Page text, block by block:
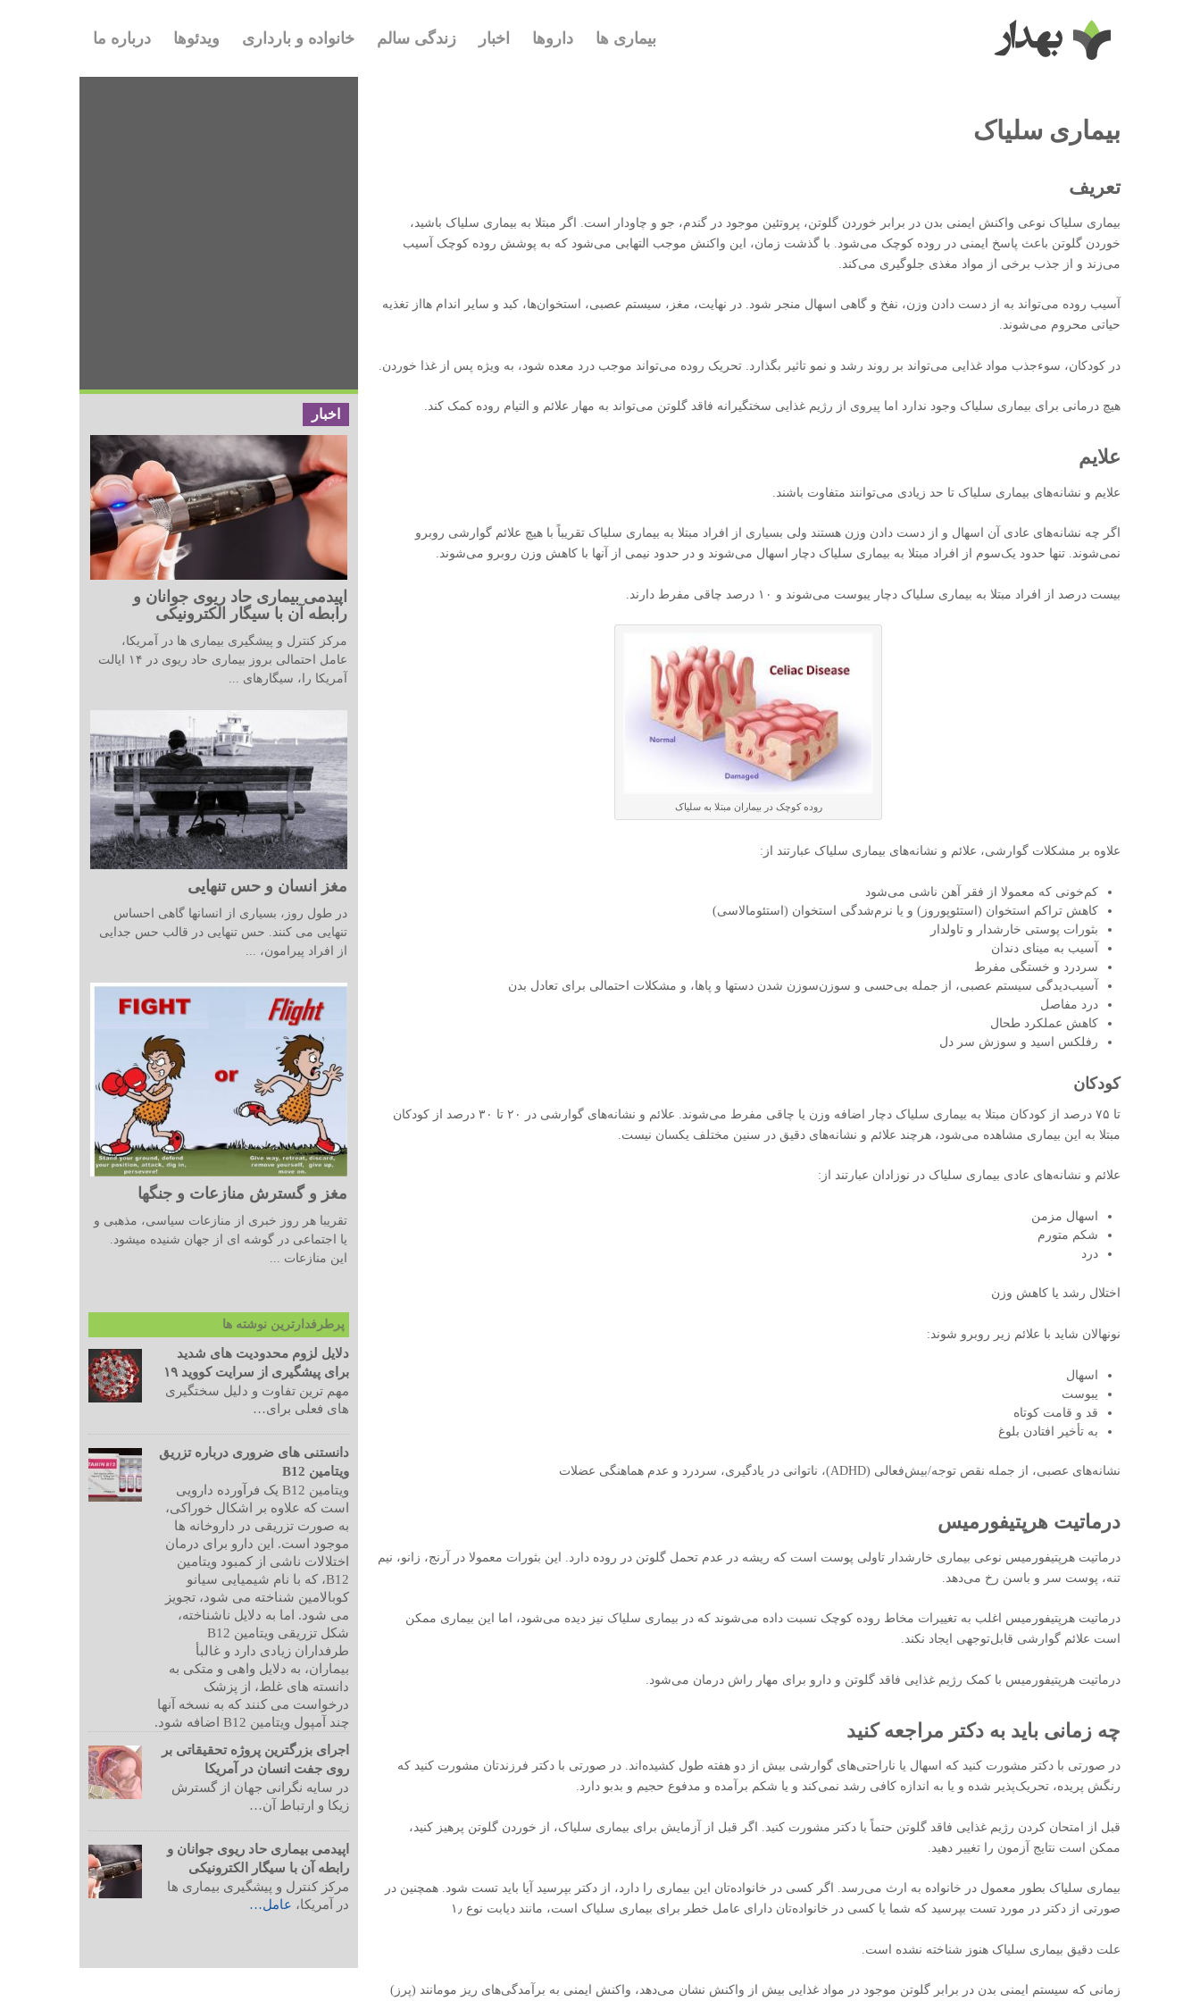
بیماری ها داروها اخبار زندگی سالم خانواده و بارداری ویدئوها درباره ما
بیماری سلیاک
تعریف
بیماری سلیاک نوعی واکنش ایمنی بدن در برابر خوردن گلوتن، پروتئین موجود در گندم، جو و چاودار است. اگر مبتلا به بیماری سلیاک باشید،
خوردن گلوتن باعث پاسخ ایمنی در روده کوچک می‌شود. با گذشت زمان، این واکنش موجب التهابی می‌شود که به پوشش روده کوچک آسیب
می‌زند و از جذب برخی از مواد مغذی جلوگیری می‌کند.
آسیب روده می‌تواند به از دست دادن وزن، نفخ و گاهی اسهال منجر شود. در نهایت، مغز، سیستم عصبی، استخوان‌‌‌ها، کبد و سایر اندام هااز تغذیه
حیاتی محروم می‌شوند.
در کودکان، سوء‌جذب مواد غذایی می‌تواند بر روند رشد و نمو تاثیر بگذارد. تحریک روده می‌تواند موجب درد معده شود، به ویژه پس از غذا خوردن.
هیچ درمانی برای بیماری سلیاک وجود ندارد اما پیروی از رژیم غذایی سختگیرانه فاقد گلوتن می‌تواند به مهار علائم و التیام روده کمک کند.
علایم
علایم و نشانه‌های بیماری سلیاک تا حد زیادی می‌توانند متفاوت باشند.
اگر چه نشانه‌های عادی آن اسهال و از دست دادن وزن هستند ولی بسیاری از افراد مبتلا به بیماری سلیاک تقریباً با هیچ علائم گوارشی روبرو
نمی‌شوند. تنها حدود یک‌سوم از افراد مبتلا به بیماری سلیاک دچار اسهال می‌شوند و در حدود نیمی از آنها با کاهش وزن روبرو می‌شوند.
بیست درصد از افراد مبتلا به بیماری سلیاک دچار یبوست می‌شوند و ۱۰ درصد چاقی مفرط دارند.
روده کوچک در بیماران مبتلا به سلیاک
علاوه بر مشکلات گوارشی، علائم و نشانه‌های بیماری سلیاک عبارتند از:
کم‌خونی که معمولا از فقر آهن ناشی می‌شود
کاهش تراکم استخوان (استئوپوروز) و یا نرم‌شدگی استخوان (استئومالاسی)
بثورات پوستی خارشدار و تاولدار
آسیب به مینای دندان
سردرد و خستگی مفرط
آسیب‌دیدگی سیستم عصبی، از جمله بی‌حسی و سوزن‌سوزن شدن دستها و پا‌‌ها، و مشکلات احتمالی برای تعادل بدن
درد مفاصل
کاهش عملکرد طحال
رفلکس اسید و سوزش سر دل
کودکان
تا ۷۵ درصد از کودکان مبتلا به بیماری سلیاک دچار اضافه وزن یا چاقی مفرط می‌شوند. علائم و نشانه‌های گوارشی در ۲۰ تا ۳۰ درصد از کودکان
مبتلا به این بیماری مشاهده می‌شود، هرچند علائم و نشانه‌های دقیق در سنین مختلف یکسان نیست.
علائم و نشانه‌های عادی بیماری سلیاک در نوزادان عبارتند از:
اسهال مزمن
شکم متورم
درد
اختلال رشد یا کاهش وزن
نونهالان شاید با علائم زیر روبرو شوند:
اسهال
یبوست
قد و قامت کوتاه
به تأخیر افتادن بلوغ
نشانه‌های عصبی، از جمله نقص توجه/بیش‌فعالی (ADHD)، ناتوانی در یادگیری، سردرد و عدم هماهنگی عضلات
درماتیت هرپتیفورمیس
درماتیت هرپتیفورمیس نوعی بیماری خارشدار تاولی پوست است که ریشه در عدم تحمل گلوتن در روده دارد. این بثورات معمولا در آرنج، زانو، نیم
تنه، پوست سر و باسن رخ می‌دهد.
درماتیت هرپتیفورمیس اغلب به تغییرات مخاط روده کوچک نسبت داده می‌شوند که در بیماری سلیاک نیز دیده می‌شود، اما این بیماری ممکن
است علائم گوارشی قابل‌توجهی ایجاد نکند.
درماتیت هرپتیفورمیس با کمک رژیم غذایی فاقد گلوتن و دارو برای مهار راش درمان می‌شود.
چه زمانی باید به دکتر مراجعه کنید
در صورتی با دکتر مشورت کنید که اسهال یا ناراحتی‌های گوارشی بیش از دو هفته طول کشیده‌اند. در صورتی با دکتر فرزندتان مشورت کنید که
رنگش پریده، تحریک‌پذیر شده و یا به اندازه کافی رشد نمی‌کند و یا شکم برآمده و مدفوع حجیم و بدبو دارد.
قبل از امتحان کردن رژیم غذایی فاقد گلوتن حتماً با دکتر مشورت کنید. اگر قبل از آزمایش برای بیماری سلیاک، از خوردن گلوتن پرهیز کنید،
ممکن است نتایج آزمون را تغییر دهید.
بیماری سلیاک بطور معمول در خانواده به ارث می‌رسد. اگر کسی در خانواده‌تان این بیماری را دارد، از دکتر بپرسید آیا باید تست شود. همچنین در
صورتی از دکتر در مورد تست بپرسید که شما یا کسی در خانواده‌تان دارای عامل خطر برای بیماری سلیاک است، مانند دیابت نوع ۱٫
علت دقیق بیماری سلیاک هنوز شناخته نشده است.
زمانی که سیستم ایمنی بدن در برابر گلوتن موجود در مواد غذایی بیش از واکنش نشان می‌دهد، واکنش ایمنی به برآمدگی‌های ریز مومانند (پرز)
اخبار
اپیدمی بیماری حاد ریوی جوانان و
رابطه آن با سیگار الکترونیکی
مرکز کنترل و پیشگیری بیماری ها در آمریکا،
عامل احتمالی بروز بیماری حاد ریوی در ۱۴ ایالت
آمریکا را، سیگارهای ...
مغز انسان و حس تنهایی
در طول روز، بسیاری از انسانها گاهی احساس
تنهایی می کنند. حس تنهایی در قالب حس جدایی
از افراد پیرامون، ...
مغز و گسترش منازعات و جنگها
تقریبا هر روز خبری از منازعات سیاسی، مذهبی و
یا اجتماعی در گوشه ای از جهان شنیده میشود.
این منازعات ...
پرطرفدارترین نوشته ها
دلایل لزوم محدودیت های شدید
برای پیشگیری از سرایت کووید ۱۹
مهم ترین تفاوت و دلیل سختگیری
های فعلی برای…
دانستنی های ضروری درباره تزریق
ویتامین B12
ویتامین B12 یک فرآورده دارویی
است که علاوه بر اشکال خوراکی،
به صورت تزریقی در داروخانه ها
موجود است. این دارو برای درمان
اختلالات ناشی از کمبود ویتامین
B12، که با نام شیمیایی سیانو
کوبالامین شناخته می شود، تجویز
می شود. اما به دلایل ناشناخته،
شکل تزریقی ویتامین B12
طرفداران زیادی دارد و غالبأ
بیماران، به دلایل واهی و متکی به
دانسته های غلط، از پزشک
درخواست می کنند که به نسخه آنها
چند آمپول ویتامین B12 اضافه شود.
اجرای بزرگترین پروژه تحقیقاتی بر
روی جفت انسان در آمریکا
در سایه نگرانی جهان از گسترش
زیکا و ارتباط آن…
اپیدمی بیماری حاد ریوی جوانان و
رابطه آن با سیگار الکترونیکی
مرکز کنترل و پیشگیری بیماری ها
در آمریکا، عامل…